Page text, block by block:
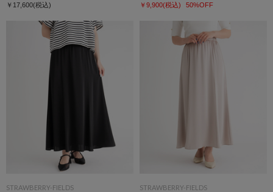
￥17,600(税込) ￥9,900(税込) 50%OFF
STRAWBERRY-FIELDS STRAWBERRY-FIELDS